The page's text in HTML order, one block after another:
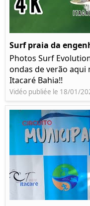
Surf praia da
Photos Surf
ondas de verão aqui
Itacaré Bahia!!
Vidéo publiée le 18/01/